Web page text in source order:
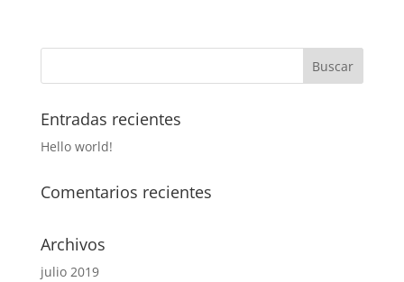
Entradas recientes
Hello world!
Comentarios recientes
Archivos
julio 2019